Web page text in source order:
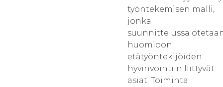
työntekemisen malli,
jonka
suunnittelussa
huomioon
etätyöntekijöiden
hyvinvointiin liittyvät
asiat. Toiminta